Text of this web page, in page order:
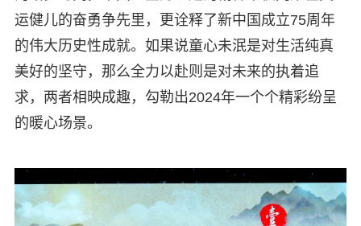
运健儿的奋勇争先里，更诠释了新中国成立75周年
的伟大历史性成就。如果说童心未泯是对生活纯真
美好的坚守，那么全力以赴则是对未来的执着追
求，两者相映成趣，勾勒出2024年一个个精彩纷呈
的暖心场景。